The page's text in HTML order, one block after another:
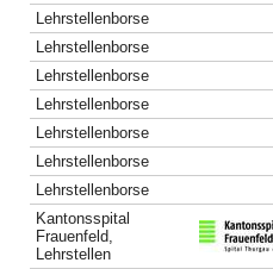
Lehrstellenborse
Lehrstellenborse
Lehrstellenborse
Lehrstellenborse
Lehrstellenborse
Lehrstellenborse
Lehrstellenborse
Kantonsspital
Frauenfeld,
Lehrstellen